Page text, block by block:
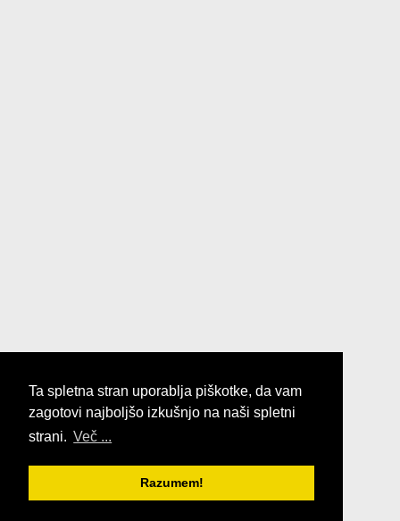
Ta spletna stran uporablja piškotke, da vam
zagotovi najboljšo izkušnjo na naši spletni
strani. Več ...
Razumem!